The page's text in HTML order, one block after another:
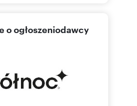
o ogłoszeniodawcy